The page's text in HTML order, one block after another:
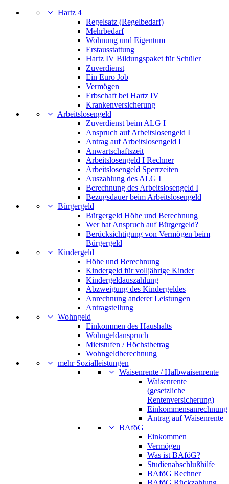
Hartz 4
Regelsatz (Regelbedarf)
Mehrbedarf
Wohnung und Eigentum
Erstausstattung
Hartz IV Bildungspaket für Schüler
Zuverdienst
Ein Euro Job
Vermögen
Erbschaft bei Hartz IV
Krankenversicherung
Arbeitslosengeld
Zuverdienst beim ALG I
Anspruch auf Arbeitslosengeld I
Antrag auf Arbeitslosengeld I
Anwartschaftszeit
Arbeitslosengeld I Rechner
Arbeitslosengeld Sperrzeiten
Auszahlung des ALG I
Berechnung des Arbeitslosengeld I
Bezugsdauer beim Arbeitslosengeld
Bürgergeld
Bürgergeld Höhe und Berechnung
Wer hat Anspruch auf Bürgergeld?
Berücksichtigung von Vermögen beim
Bürgergeld
Kindergeld
Höhe und Berechnung
Kindergeld für volljährige Kinder
Kindergeldauszahlung
Abzweigung des Kindergeldes
Anrechnung anderer Leistungen
Antragstellung
Wohngeld
Einkommen des Haushalts
Wohngeldanspruch
Mietstufen / Höchstbetrag
Wohngeldberechnung
mehr Sozialleistungen
Waisenrente / Halbwaisenrente
Waisenrente
(gesetzliche
Rentenversicherung)
Einkommensanrechnung
Antrag auf Waisenrente
BAföG
Einkommen
Vermögen
Was ist BAföG?
Studienabschlußhilfe
BAföG Rechner